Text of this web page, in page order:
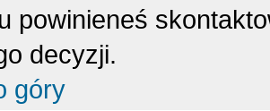
powinieneś
decyzji.
góry